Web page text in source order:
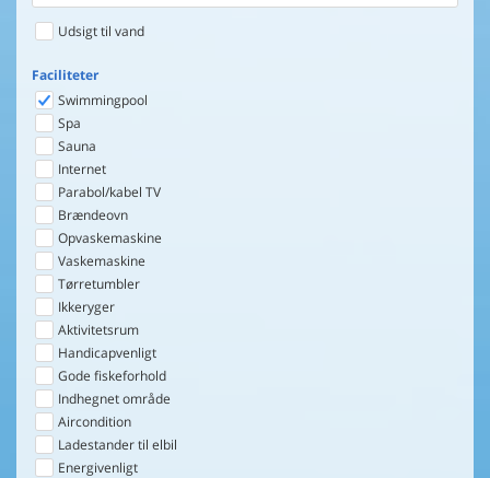
Udsigt til vand
Faciliteter
Swimmingpool
Spa
Sauna
Internet
Parabol/kabel TV
Brændeovn
Opvaskemaskine
Vaskemaskine
Tørretumbler
Ikkeryger
Aktivitetsrum
Handicapvenligt
Gode fiskeforhold
Indhegnet område
Aircondition
Ladestander til elbil
Energivenligt